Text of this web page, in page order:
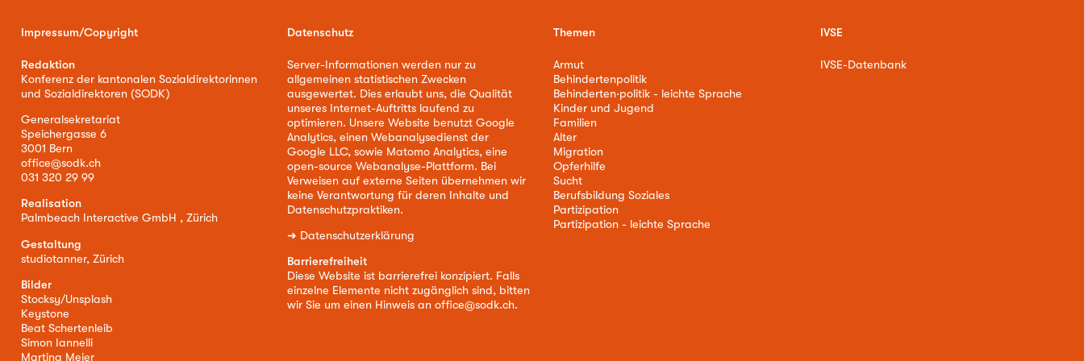
Impressum/Copyright
Redaktion
Konferenz der kantonalen Sozialdirektorinnen
und Sozialdirektoren (SODK)
Generalsekretariat
Speichergasse 6
3001 Bern
office@sodk.ch
031 320 29 99
Realisation
Palmbeach Interactive GmbH , Zürich
Gestaltung
studiotanner, Zürich
Bilder
Stocksy/Unsplash
Keystone
Beat Schertenleib
Simon Iannelli
Martina Meier
Datenschutz
Server-Informationen werden nur zu
allgemeinen statistischen Zwecken
ausgewertet. Dies erlaubt uns, die Qualität
unseres Internet-Auftritts laufend zu
optimieren. Unsere Website benutzt Google
Analytics, einen Webanalysedienst der
Google LLC, sowie Matomo Analytics, eine
open-source Webanalyse-Plattform. Bei
Verweisen auf externe Seiten übernehmen wir
keine Verantwortung für deren Inhalte und
Datenschutzpraktiken.
➜ Datenschutzerklärung
Barrierefreiheit
Diese Website ist barrierefrei konzipiert. Falls
einzelne Elemente nicht zugänglich sind, bitten
wir Sie um einen Hinweis anoffice@sodk.ch.
Themen
Armut
Behindertenpolitik
Behinderten·politik - leichte Sprache
Kinder und Jugend
Familien
Alter
Migration
Opferhilfe
Sucht
Berufsbildung Soziales
Partizipation
Partizipation - leichte Sprache
IVSE
IVSE-Datenbank